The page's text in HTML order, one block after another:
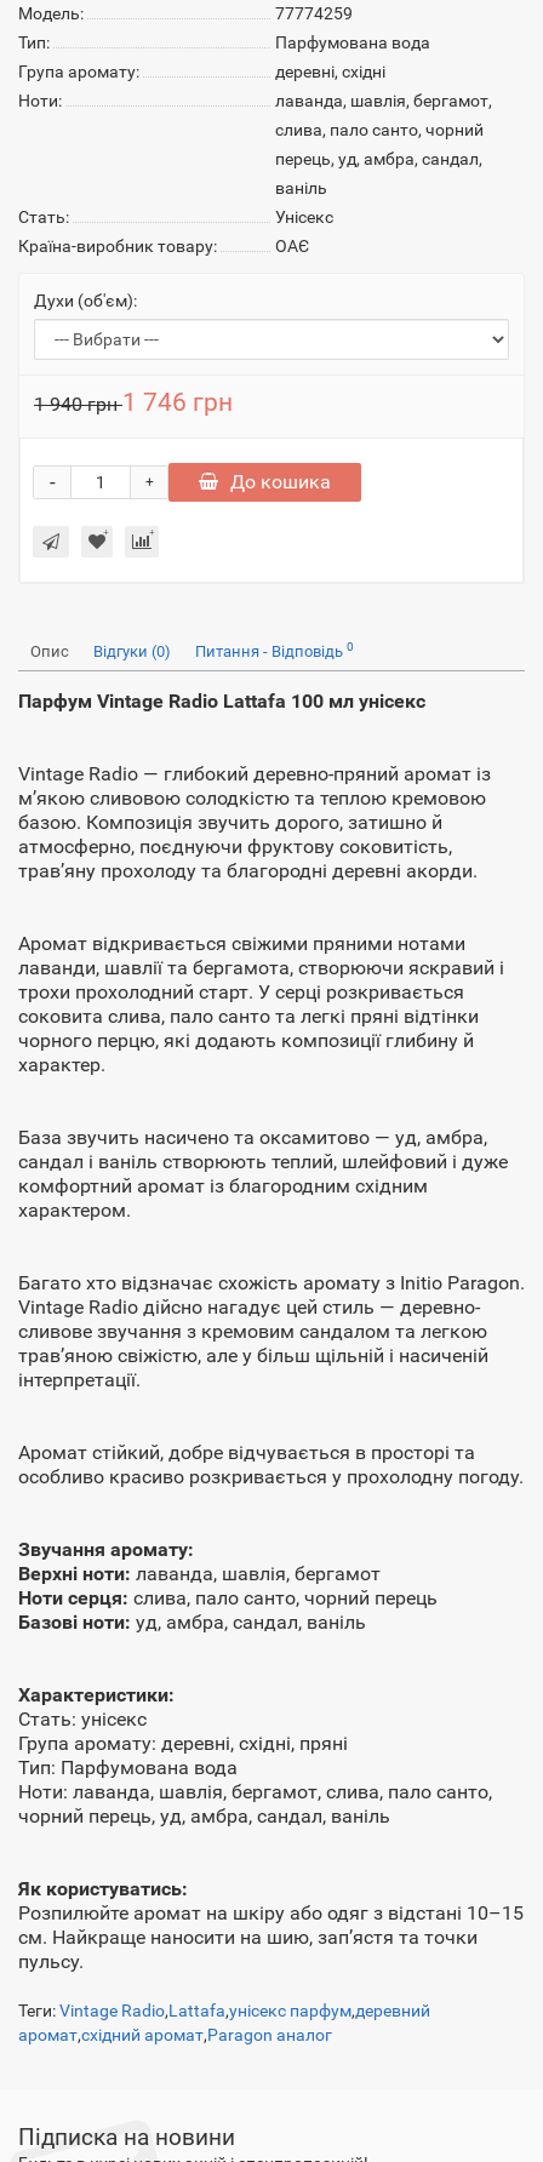
Модель:
77774259
Тип:
Парфумована вода
Група аромату:
деревні, східні
Ноти:
лаванда, шавлія, бергамот,
слива, пало санто, чорний
перець, уд, амбра, сандал,
ваніль
Стать:
Унісекс
Країна-виробник товару:
ОАЄ
Духи (об'єм):
1 940 грн1 746 грн
+
- До кошика
Опис Відгуки (0) Питання - Відповідь 0
Парфум Vintage Radio Lattafa 100 мл унісекс
Vintage Radio — глибокий деревно-пряний аромат із
м’якою сливовою солодкістю та теплою кремовою
базою. Композиція звучить дорого, затишно й
атмосферно, поєднуючи фруктову соковитість,
трав’яну прохолоду та благородні деревні акорди.
Аромат відкривається свіжими пряними нотами
лаванди, шавлії та бергамота, створюючи яскравий і
трохи прохолодний старт. У серці розкривається
соковита слива, пало санто та легкі пряні відтінки
чорного перцю, які додають композиції глибину й
характер.
База звучить насичено та оксамитово — уд, амбра,
сандал і ваніль створюють теплий, шлейфовий і дуже
комфортний аромат із благородним східним
характером.
Багато хто відзначає схожість аромату з Initio Paragon.
Vintage Radio дійсно нагадує цей стиль — деревно-
сливове звучання з кремовим сандалом та легкою
трав’яною свіжістю, але у більш щільній і насиченій
інтерпретації.
Аромат стійкий, добре відчувається в просторі та
особливо красиво розкривається у прохолодну погоду.
Звучання аромату:
Верхні ноти: лаванда, шавлія, бергамот
Ноти серця: слива, пало санто, чорний перець
Базові ноти: уд, амбра, сандал, ваніль
Характеристики:
Стать: унісекс
Група аромату: деревні, східні, пряні
Тип: Парфумована вода
Ноти: лаванда, шавлія, бергамот, слива, пало санто,
чорний перець, уд, амбра, сандал, ваніль
Як користуватись:
Розпилюйте аромат на шкіру або одяг з відстані 10–15
см. Найкраще наносити на шию, зап’ястя та точки
пульсу.
Теги:Vintage Radio,Lattafa,унісекс парфум,деревний
аромат,східний аромат,Paragon аналог
Підписка на новини